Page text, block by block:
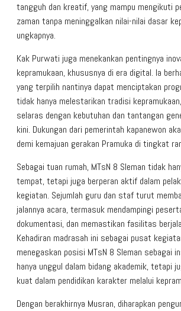
tangguh dan kreatif, yang mampu mengikuti
zaman tanpa meninggalkan nilai-nilai dasar
ungkapnya.
Kak Purwati juga menekankan pentingnya
kepramukaan, khususnya di era digital. Ia
yang terpilih nantinya dapat menciptakan
tidak hanya melestarikan tradisi
selaras dengan kebutuhan dan tantangan
kini. Dukungan dari pemerintah kapanewon
demi kemajuan gerakan Pramuka di tingkat
Sebagai tuan rumah, MTsN 8 Sleman tidak
tempat, tetapi juga berperan aktif dalam
kegiatan. Sejumlah guru dan staf turut
jalannya acara, termasuk mendampingi
dokumentasi, dan memastikan fasilitas
Kehadiran madrasah ini sebagai pusat
menegaskan posisi MTsN 8 Sleman sebagai
hanya unggul dalam bidang akademik, tetapi
kuat dalam pendidikan karakter melalui
Dengan berakhirnya Musran, diharapkan